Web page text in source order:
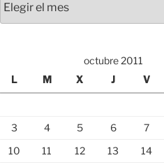
octubre 2011
L
M X J V
3
4 5 6 7
10
11 12 13 14